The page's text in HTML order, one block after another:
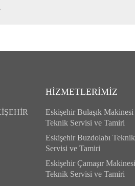
HİZMETLERİMİZ
Eskişehir Bulaşık Makinesi
Teknik Servisi ve Tamiri
Eskişehir Buzdolabı Teknik
Servisi ve Tamiri
Eskişehir Çamaşır Makinesi
Teknik Servisi ve Tamiri